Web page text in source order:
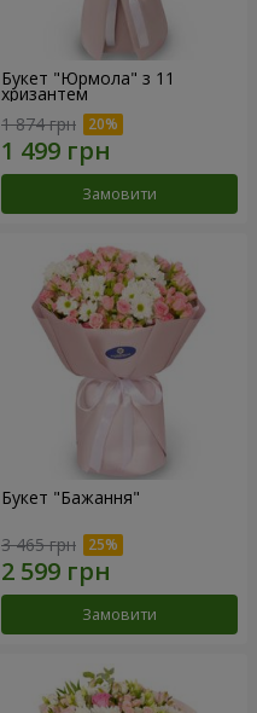
Букет "Юрмола" з 11
хризантем
1 874 грн
Замовити
Букет "Бажання"
3 465 грн
Замовити